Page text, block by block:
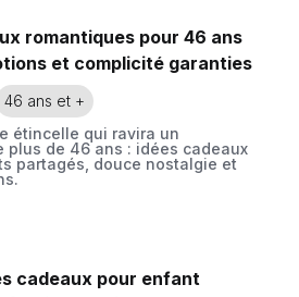
romantiques pour 46 ans
et complicité garanties
46 ans et +
étincelle qui ravira un
plus de 46 ans : idées cadeaux
partagés, douce nostalgie et
cadeaux pour enfant